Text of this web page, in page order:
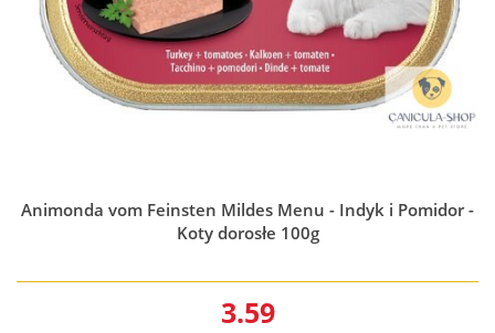
Animonda vom Feinsten Mildes Menu - Indyk i Pomidor -
Koty dorosłe 100g
3.59